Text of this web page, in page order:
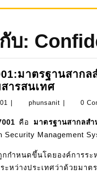
บ:
มาตรฐานสาก
ารสนเทศISO
27001:
สำหรับ
ระบบ
บริหาร
จัดการ
2023-
01
phunsanit phunsanit
0
คือ มาตรฐานสากลส
Security Management
กกำหนดขึ้นโดยองค์การ
ระหว่างประเทศว่าด้วยม